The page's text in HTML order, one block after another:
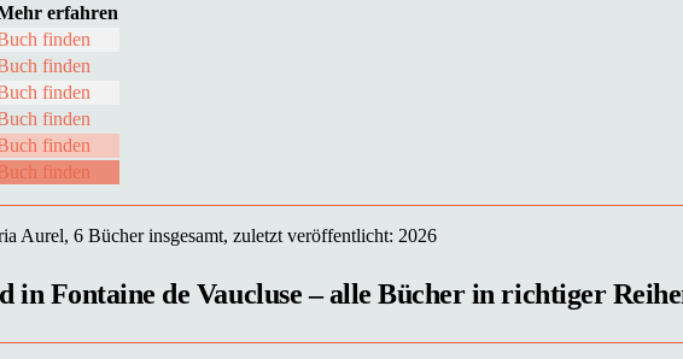
erfahren
finden
finden
finden
finden
finden
finden
Aurel, 6 Bücher insgesamt, zuletzt veröffentlicht: 2026
in Fontaine de Vaucluse – alle Bücher in richtiger